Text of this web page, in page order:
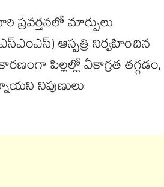
ప్రవర్తనలో మార్పులు
ఆస్పత్రి నిర్వహించిన
పిల్లల్లో ఏకాగ్రత తగ్గడం,
నిపుణులు